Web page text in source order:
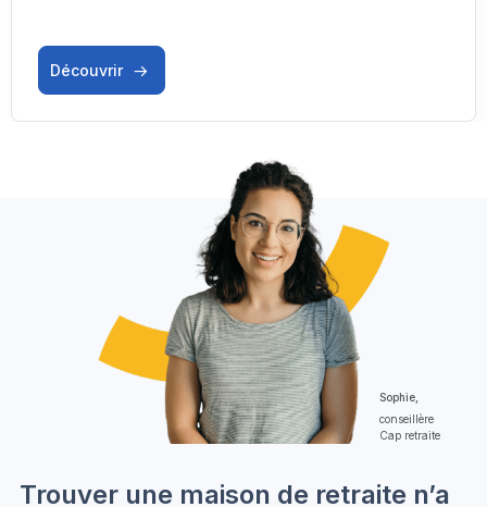
Découvrir
Sophie,
conseillère
Cap retraite
Trouver une maison de retraite n’a